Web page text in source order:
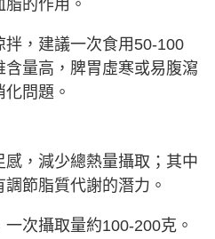
的作用。
，建議一次食用50-100
量高，脾胃虛寒或易腹瀉
問題。
，減少總熱量攝取；其中
節脂質代謝的潛力。
次攝取量約100-200克。